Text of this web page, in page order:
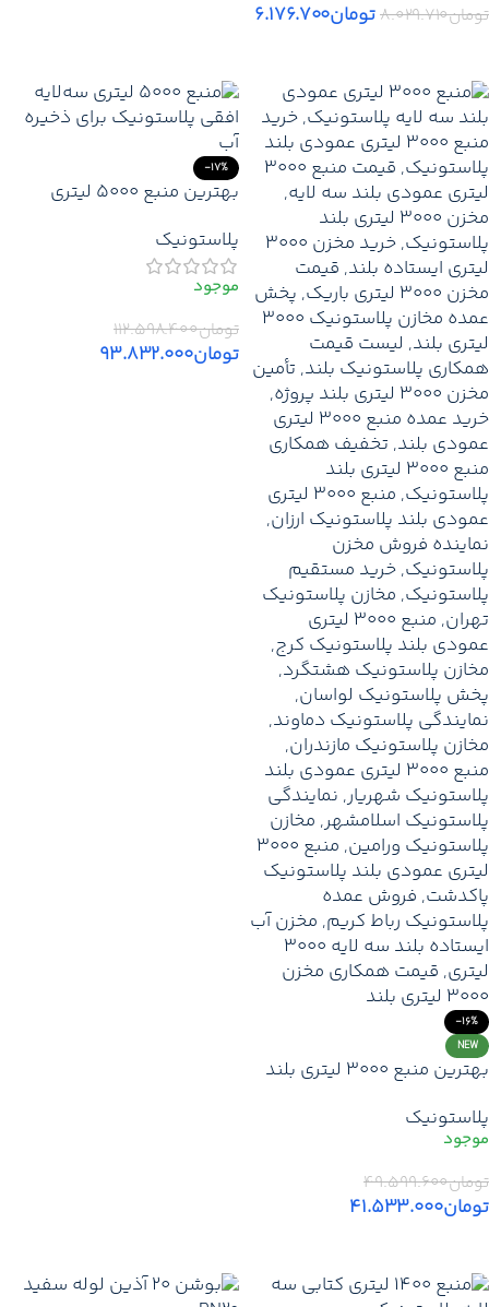
تومان۸.۰۲۹.۷۱۰تومان۶.۱۷۶.۷۰۰
-16%
NEW
بهترین منبع 3000 لیتری بلند
لیست قیمت پلاستونیک مخزن
تهران کرج دماوند
پلاستونیک
تومان۴۹.۵۹۹.۶۰۰
تومان۴۱.۵۳۳.۰۰۰
-17%
بهترین منبع 5000 لیتری
لیست قیمت روز پلاستونیک
تهران کرج دماوند
پلاستونیک
تومان۱۱۲.۵۹۸.۴۰۰
تومان۹۳.۸۳۲.۰۰۰